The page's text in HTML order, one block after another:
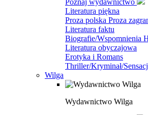
Poznaj wydawnictwo
Literatura piękna
Proza polska Proza
Literatura faktu
Biografie/Wspomnienia
Literatura obyczajowa
Erotyka i Romans
Thriller/Kryminał/
Wilga
Wydawnictwo Wilga